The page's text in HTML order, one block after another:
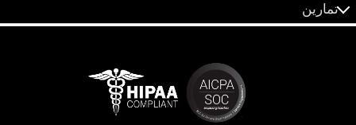
تمارين